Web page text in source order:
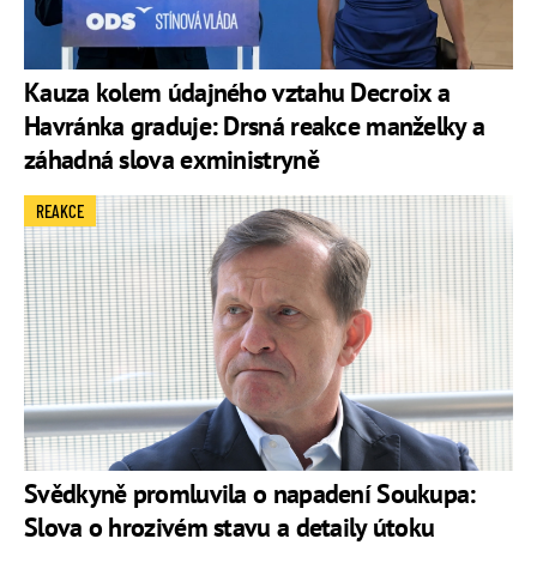
Kauza kolem údajného vztahu Decroix a
Havránka graduje: Drsná reakce manželky a
záhadná slova exministryně
Svědkyně promluvila o napadení Soukupa:
Slova o hrozivém stavu a detaily útoku
REAKCE